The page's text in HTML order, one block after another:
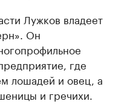
Лужков владеет
Он
где
лошадей и овец, а
и гречихи.